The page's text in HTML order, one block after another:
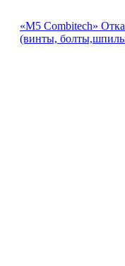
«М5 Combitech»
(винты,